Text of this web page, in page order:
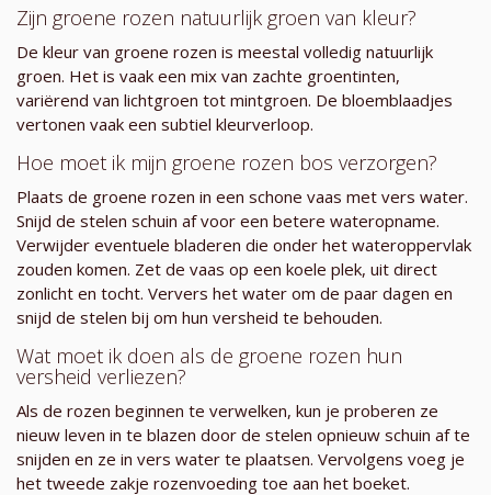
Zijn groene rozen natuurlijk groen van kleur?
De kleur van groene rozen is meestal volledig natuurlijk
groen. Het is vaak een mix van zachte groentinten,
variërend van lichtgroen tot mintgroen. De bloemblaadjes
vertonen vaak een subtiel kleurverloop.
Hoe moet ik mijn groene rozen bos verzorgen?
Plaats de groene rozen in een schone vaas met vers water.
Snijd de stelen schuin af voor een betere wateropname.
Verwijder eventuele bladeren die onder het wateroppervlak
zouden komen. Zet de vaas op een koele plek, uit direct
zonlicht en tocht. Ververs het water om de paar dagen en
snijd de stelen bij om hun versheid te behouden.
Wat moet ik doen als de groene rozen hun
versheid verliezen?
Als de rozen beginnen te verwelken, kun je proberen ze
nieuw leven in te blazen door de stelen opnieuw schuin af te
snijden en ze in vers water te plaatsen. Vervolgens voeg je
het tweede zakje rozenvoeding toe aan het boeket.